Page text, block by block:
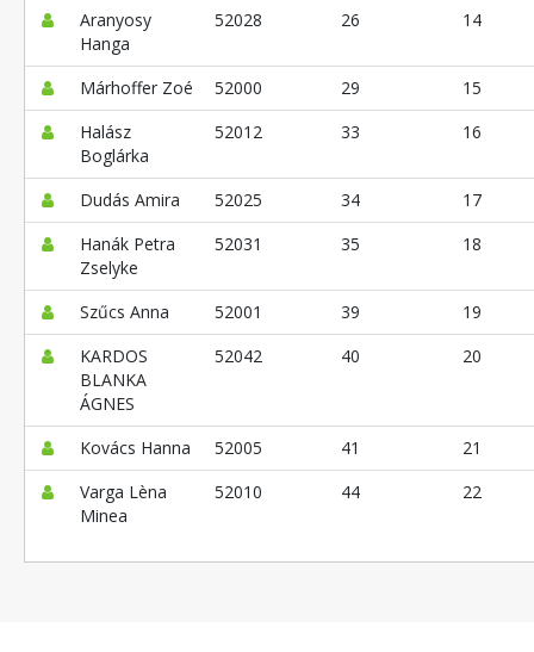
Aranyosy
Hanga
52028 26 14
Márhoffer Zoé 52000 29
15
Halász
Boglárka
52012 33 16
Dudás Amira 52025 34
17
Hanák Petra
Zselyke
52031 35 18
Szűcs Anna 52001 39
19
KARDOS
BLANKA
ÁGNES
52042 40 20
Kovács Hanna 52005 41
21
Varga Lèna
Minea
52010 44 22